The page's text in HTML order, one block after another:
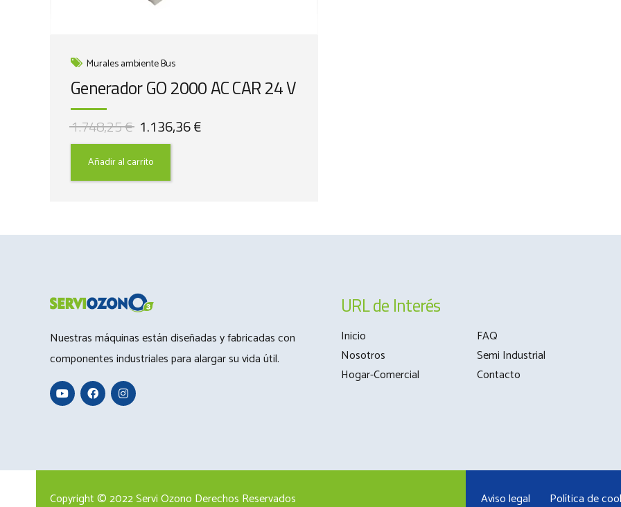
Murales ambiente Bus
Generador GO 2000 AC CAR 24 V
1.748,25€ El
precio
original
era:
1.136,36€El
Añadir al carrito
Nuestras máquinas están diseñadas y fabricadas con
componentes industriales para alargar su vida útil.
URL de Interés
Inicio
FAQ
Nosotros
Semi Industrial
Hogar-Comercial
Contacto
Copyright © 2022 Servi Ozono Derechos Reservados Aviso legal Política de